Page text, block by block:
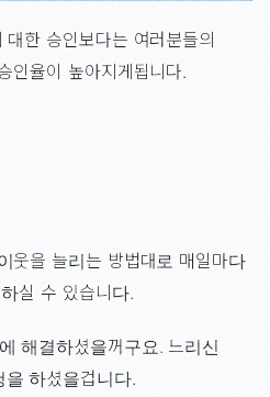
한 승인보다는 여러분들의
인율이 높아지게됩니다.
웃을 늘리는 방법대로 매일마다
실 수 있습니다.
해결하셨을꺼구요. 느리신
하셨을겁니다.